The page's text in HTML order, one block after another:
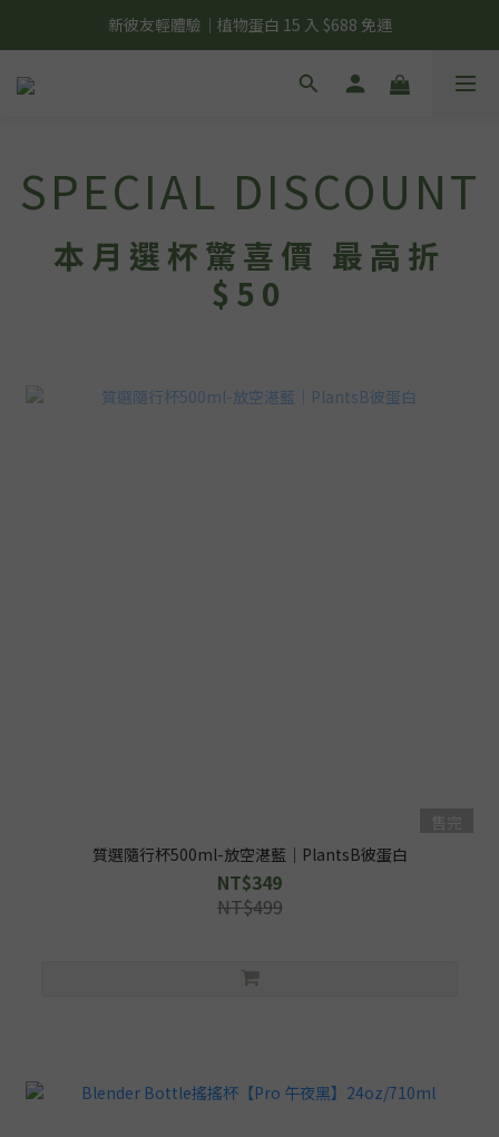
夏日輕補給｜500g 植物蛋白最低 $373 起
新彼友輕體驗｜植物蛋白 15 入 $688 免運
美力開肌｜滿 $1,488 贈美日肌酸 1 包
SPECIAL DISCOUNT
本月選杯驚喜價 最高折
$50
質選隨行杯500ml-放空湛藍｜PlantsB彼蛋白
NT$349
NT$499